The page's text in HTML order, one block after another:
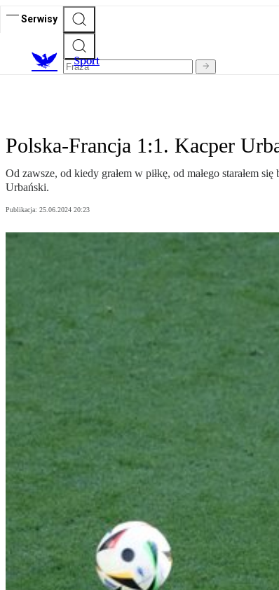
Serwisy
Sport
Polska-Francja 1:1. Kacper
Od zawsze, od kiedy grałem w piłkę, od małego starałem
Urbański.
Publikacja: 25.06.2024 20:23